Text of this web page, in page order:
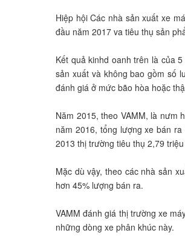
Hiệp hội Các nhà sản xuất xe
đầu năm 2017 va tiêu thụ sản
Kết quả kinhd oanh trên là của
sản xuất và không bao gồm số
đánh giá ở mức bão hòa hoặc
Năm 2015, theo VAMM, là nưm
năm 2016, tổng lượng xe bán
2013 thị trường tiêu thụ 2,79
Mặc dù vậy, theo các nhà sản
hơn 45% lượng bán ra.
VAMM đánh giá thị trường xe
những dòng xe phân khúc này.